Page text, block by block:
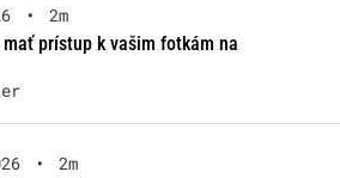
•
2m
prístup k vašim fotkám na
•
2m